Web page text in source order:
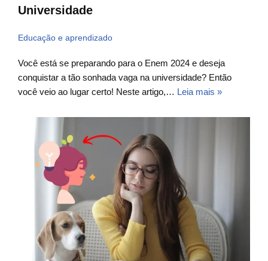
Universidade
Educação e aprendizado
Você está se preparando para o Enem 2024 e deseja
conquistar a tão sonhada vaga na universidade? Então
você veio ao lugar certo! Neste artigo,… Leia mais »